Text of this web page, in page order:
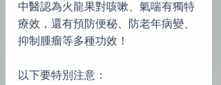
中醫認為火龍果對咳嗽、氣喘有獨特
療效，還有預防便秘、防老年病變、
抑制腫瘤等多種功效！
以下要特別注意：